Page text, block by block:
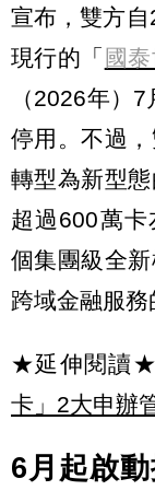
宣布，雙方自
現行的「 國
（2026年）
停用。不過
轉型為新型
超過600萬
個集團級全
跨域金融服務
★延伸閱讀
卡」2大申辦
6月起啟